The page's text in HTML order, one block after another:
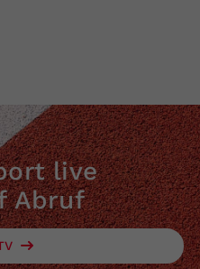
live
Abruf